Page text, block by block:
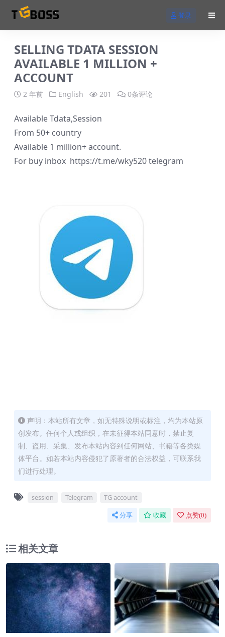
登录
SELLING TDATA SESSION
AVAILABLE 1 MILLION +
ACCOUNT
2 年前 English 201 0条评论
Available Tdata,Session
From 50+ country
Available 1 million+ account.
For buy inbox https://t.me/wky520 telegram
声明：本站所有文章，如无特殊说明或标注，均为本站原
创发布。任何个人或组织，在未征得本站同意时，禁止复
制、盗用、采集、发布本站内容到任何网站、书籍等各类媒
体平台。如若本站内容侵犯了原著者的合法权益，可联系我
们进行处理。
session Telegram TG account
分享 收藏 点赞(0)
相关文章